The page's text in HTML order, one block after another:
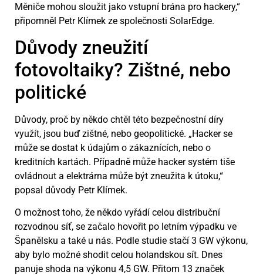
Měniče mohou sloužit jako vstupní brána pro hackery,“
připomněl Petr Klímek ze společnosti SolarEdge.
Důvody zneužití
fotovoltaiky? Zištné, nebo
politické
Důvody, proč by někdo chtěl této bezpečnostní díry
využít, jsou buď zištné, nebo geopolitické. „Hacker se
může se dostat k údajům o zákaznících, nebo o
kreditních kartách. Případně může hacker systém tiše
ovládnout a elektrárna může být zneužita k útoku,“
popsal důvody Petr Klímek.
O možnost toho, že někdo vyřádí celou distribuční
rozvodnou síť, se začalo hovořit po letním výpadku ve
Španělsku a také u nás. Podle studie stačí 3 GW výkonu,
aby bylo možné shodit celou holandskou sít. Dnes
panuje shoda na výkonu 4,5 GW. Přitom 13 značek